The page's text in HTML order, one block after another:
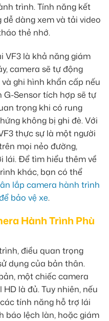
trình. Tính năng kết
dàng xem và tải video
thẻ nhớ.
VF3 là khả năng giám
camera sẽ tự động
ghi hình khẩn cấp nếu
G-Sensor tích hợp sẽ tự
trọng khi có rung
không bị ghi đè. Với
thực sự là một người
mọi nẻo đường,
lái. Để tìm hiểu thêm về
khác, bạn có thể
lắp camera hành trình
bảo vệ xe.
Hành Trình Phù
điều quan trọng
dụng của bản thân.
một chiếc camera
là đủ. Tuy nhiên, nếu
tính năng hỗ trợ lái
báo lệch làn, hoặc giám